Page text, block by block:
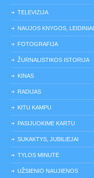
TELEVIZIJA
NAUJOS KNYGOS, LEIDINIAI
FOTOGRAFIJA
ŽURNALISTIKOS ISTORIJA
KINAS
RADIJAS
KITU KAMPU
PASIJUOKIME KARTU
SUKAKTYS, JUBILIEJAI
TYLOS MINUTĖ
UŽSIENIO NAUJIENOS